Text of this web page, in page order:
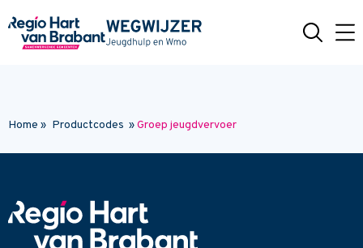
Home » Productcodes »Groep jeugdvervoer